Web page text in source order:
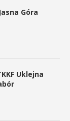
Góra
Uklejna